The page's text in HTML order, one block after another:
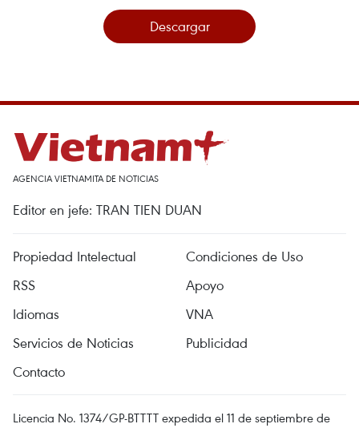
Descargar
AGENCIA VIETNAMITA DE NOTICIAS
Editor en jefe: TRAN TIEN DUAN
Propiedad Intelectual
Condiciones de Uso
RSS
Apoyo
Idiomas
VNA
Servicios de Noticias
Publicidad
Contacto
Licencia No. 1374/GP-BTTTT expedida el 11 de septiembre de